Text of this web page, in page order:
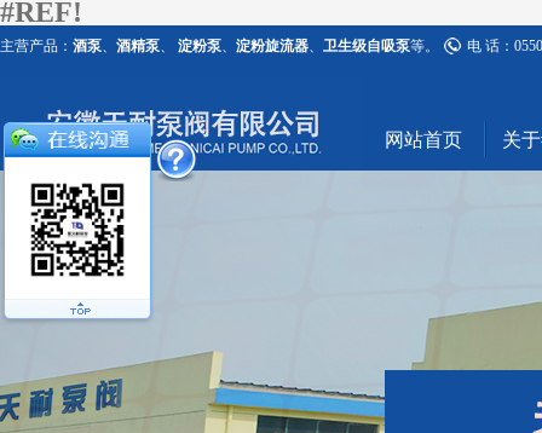
#REF!
主营产品： 酒泵、 酒精泵、 淀粉泵、 淀粉旋流器、 卫生级自吸泵等。 电 话：
网站首页 关